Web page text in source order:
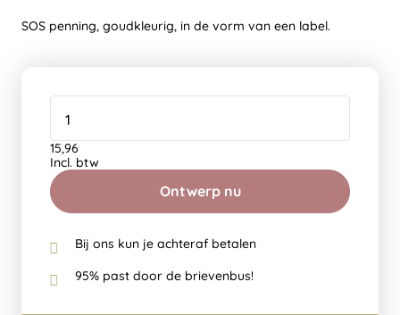
SOS penning, goudkleurig, in de vorm van een label.
Ontwerp nu
15,96
Incl. btw
Bij ons kun je achteraf betalen
95% past door de brievenbus!